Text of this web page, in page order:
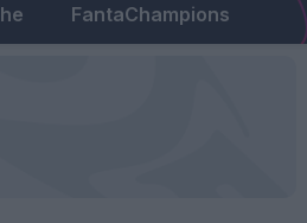
FantaChampions